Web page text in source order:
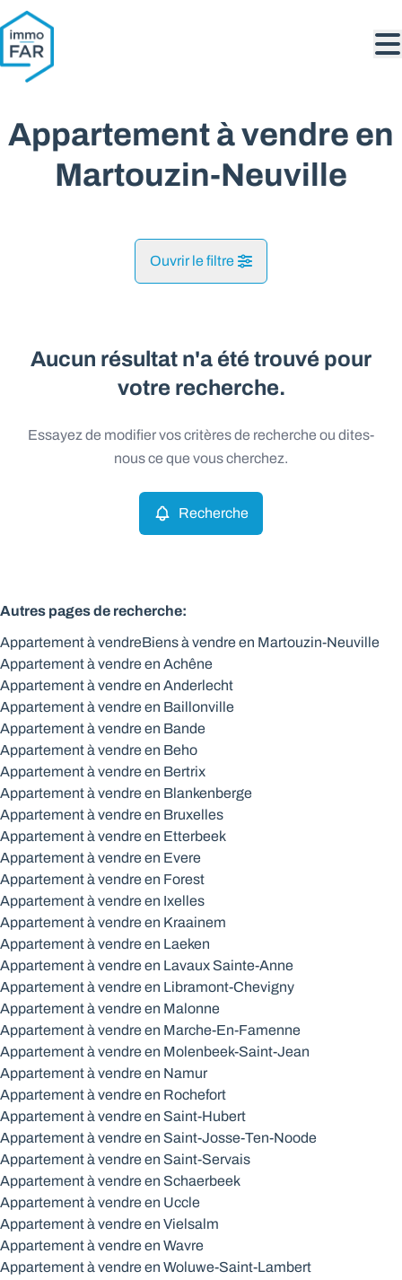
Aller au contenu principal
Appartement à vendre en
Martouzin-Neuville
Ouvrir le filtre
Martouzin-Neuville (5573) Remove
Appartement Remove
Max. budget
Chercher
Vue de la carte
Recherche Trier par
Aucun résultat n'a été trouvé pour
votre recherche.
Essayez de modifier vos critères de recherche ou dites-
nous ce que vous cherchez.
Recherche
Autres pages de recherche:
Appartement à vendreBiens à vendre en Martouzin-Neuville
Appartement à vendre en Achêne
Appartement à vendre en Anderlecht
Appartement à vendre en Baillonville
Appartement à vendre en Bande
Appartement à vendre en Beho
Appartement à vendre en Bertrix
Appartement à vendre en Blankenberge
Appartement à vendre en Bruxelles
Appartement à vendre en Etterbeek
Appartement à vendre en Evere
Appartement à vendre en Forest
Appartement à vendre en Ixelles
Appartement à vendre en Kraainem
Appartement à vendre en Laeken
Appartement à vendre en Lavaux Sainte-Anne
Appartement à vendre en Libramont-Chevigny
Appartement à vendre en Malonne
Appartement à vendre en Marche-En-Famenne
Appartement à vendre en Molenbeek-Saint-Jean
Appartement à vendre en Namur
Appartement à vendre en Rochefort
Appartement à vendre en Saint-Hubert
Appartement à vendre en Saint-Josse-Ten-Noode
Appartement à vendre en Saint-Servais
Appartement à vendre en Schaerbeek
Appartement à vendre en Uccle
Appartement à vendre en Vielsalm
Appartement à vendre en Wavre
Appartement à vendre en Woluwe-Saint-Lambert